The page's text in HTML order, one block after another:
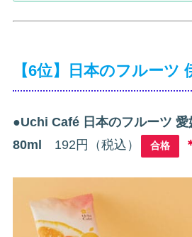
【6位】日本のフルーツ
●Uchi Café 日本のフルーツ 愛
80ml
192円（税込） 合格